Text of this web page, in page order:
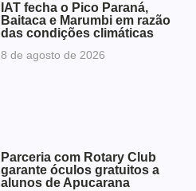
IAT fecha o Pico Paraná,
Baitaca e Marumbi em razão
das condições climáticas
8 de agosto de 2026
Parceria com Rotary Club
garante óculos gratuitos a
alunos de Apucarana